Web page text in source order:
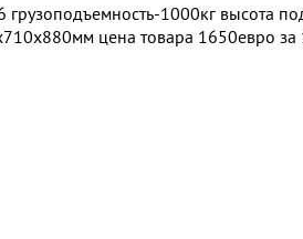
1000кг высота
цена товара 1650евро за